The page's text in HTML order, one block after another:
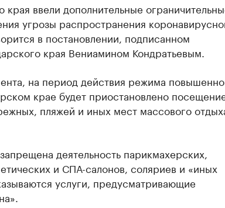
края ввели дополнительные
угрозы распространения
в постановлении, подписанном
края Вениамином Кондратьевым.
на период действия режима
крае будет приостановлено
пляжей и иных мест массового
деятельность парикмахерских,
и СПА-салонов, соляриев и «иных
услуги, предусматривающие